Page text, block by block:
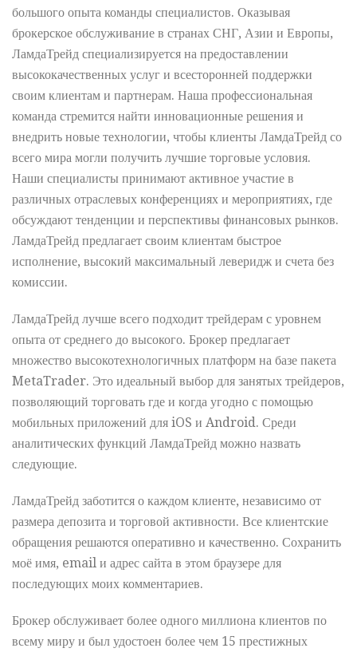
большого опыта команды специалистов. Оказывая
брокерское обслуживание в странах СНГ, Азии и Европы,
ЛамдаТрейд специализируется на предоставлении
высококачественных услуг и всесторонней поддержки
своим клиентам и партнерам. Наша профессиональная
команда стремится найти инновационные решения и
внедрить новые технологии, чтобы клиенты ЛамдаТрейд со
всего мира могли получить лучшие торговые условия.
Наши специалисты принимают активное участие в
различных отраслевых конференциях и мероприятиях, где
обсуждают тенденции и перспективы финансовых рынков.
ЛамдаТрейд предлагает своим клиентам быстрое
исполнение, высокий максимальный леверидж и счета без
комиссии.
ЛамдаТрейд лучше всего подходит трейдерам с уровнем
опыта от среднего до высокого. Брокер предлагает
множество высокотехнологичных платформ на базе пакета
MetaTrader. Это идеальный выбор для занятых трейдеров,
позволяющий торговать где и когда угодно с помощью
мобильных приложений для iOS и Android. Среди
аналитических функций ЛамдаТрейд можно назвать
следующие.
ЛамдаТрейд заботится о каждом клиенте, независимо от
размера депозита и торговой активности. Все клиентские
обращения решаются оперативно и качественно. Сохранить
моё имя, email и адрес сайта в этом браузере для
последующих моих комментариев.
Брокер обслуживает более одного миллиона клиентов по
всему миру и был удостоен более чем 15 престижных